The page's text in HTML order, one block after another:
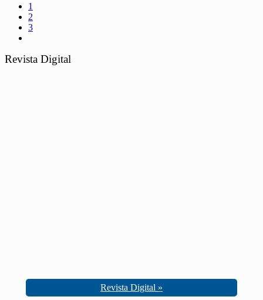
1
2
3
Revista Digital
Revista Digital »